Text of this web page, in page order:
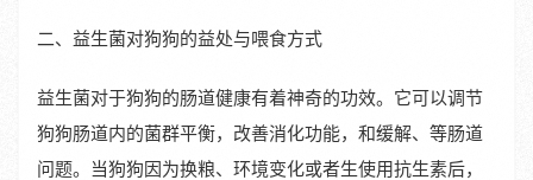
二、益生菌对狗狗的益处与喂食方式
益生菌对于狗狗的肠道健康有着神奇的功效。它可以调节
狗狗肠道内的菌群平衡，改善消化功能，和缓解、等肠道
问题。当狗狗因为换粮、环境变化或者生使用抗生素后，